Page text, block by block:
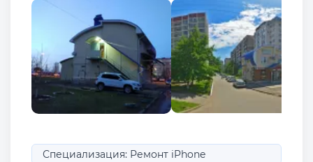
Специализация: Ремонт iPhone